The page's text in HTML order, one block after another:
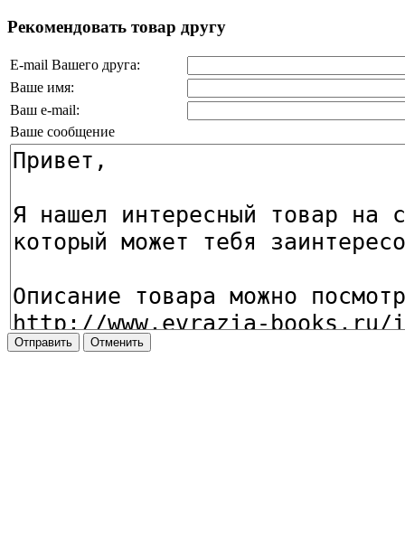
Рекомендовать товар другу
E-mail Вашего друга:
Ваше имя:
Ваш e-mail:
Ваше сообщение